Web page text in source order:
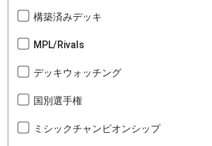
構築済みデッキ
MPL/Rivals
デッキウォッチング
国別選手権
ミシックチャンピオンシップ